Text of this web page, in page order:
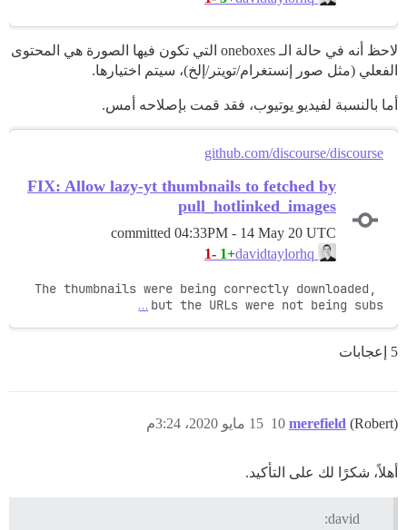
لاحظ أنه في حالة الـ oneboxes التي تكون فيها الصورة هي المحتوى
الفعلي (مثل صور إنستغرام/تويتر/إلخ)، سيتم اختيارها.
أما بالنسبة لفيديو يوتيوب، فقد قمت بإصلاحه أمس.
github.com/discourse/discourse
FIX: Allow lazy-yt thumbnails to fetched by
pull_hotlinked_images
committed 04:33PM - 14 May 20 UTC
+1
-1
The thumbnails were being correctly downloaded,
but the URLs were not being subs
…
5 إعجابات
merefield (Robert) 15 مايو 2020، 3:24م 10
أهلاً، شكرًا لك على التأكيد.
david: